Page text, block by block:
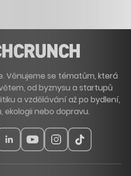
Věnujeme se tématům, která
od byznysu a startupů
a vzdělávání až po bydlení,
ekologii nebo dopravu.